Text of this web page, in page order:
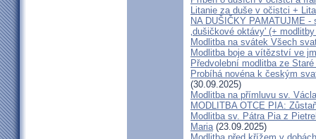
Litanie za duše v očistci +
NA DUŠIČKY PAMATUJME
‚dušičkové oktávy' (+
Modlitba na svátek Všech
Modlitba boje a vítězství ve
Předvolební modlitba ze
Probíhá novéna k českým
(30.09.2025)
Modlitba na přímluvu sv.
MODLITBA OTCE PIA:
Modlitba sv. Pátra Pia z
Maria(23.09.2025)